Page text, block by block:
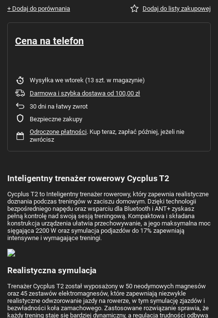
+ Dodaj do porównania Dodaj do listy zakupowej
Cena na telefon
Wysyłka we wtorek (13 szt. w magazynie)
Darmowa i szybka dostawa od 100,00 zł
30 dni na łatwy zwrot
Bezpieczne zakupy
Odroczone płatności. Kup teraz, zapłać później, jeżeli nie
zwrócisz
Inteligentny trenażer rowerowy Cycplus T2
Cycplus T2 to Inteligentny trenażer rowerowy, który zapewnia realistyczne
doznania podczas treningów w zaciszu domowym. Dzięki technologii
bezpośredniego napędu oraz wsparciu dla Bluetooth i ANT+ zyskasz
pełną kontrolę nad swoją sesją treningową. Kompaktowa i składana
konstrukcja urządzenia ułatwia przechowywanie, a jego maksymalna moc
sięgająca 2200 W oraz symulacja podjazdów do 17% zapewniają
intensywne i wymagające treningi.
Realistyczna symulacja
Trenażer Cycplus T2 został wyposażony w 50 neodymowych magnesów
oraz 45 zestawów elektromagnesów, które zapewniają niezwykle
realistyczne odwzorowanie jazdy na rowerze, w tym symulację zjazdów i
bezwładności koła zamachowego. Zastosowane rozwiązanie sprawia, że
każdy trening staje się bardziej dynamiczny, a regulacja trudności odbywa